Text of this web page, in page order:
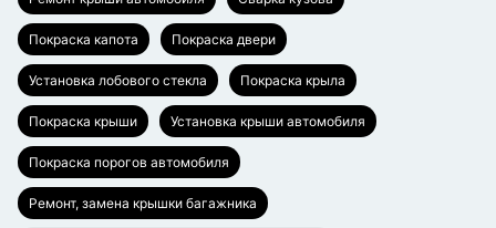
Покраска капота Покраска двери
Установка лобового стекла Покраска крыла
Покраска крыши Установка крыши автомобиля
Покраска порогов автомобиля
Ремонт, замена крышки багажника